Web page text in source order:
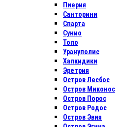
Пиерия
Санторини
Спарта
Сунио
Толо
Урануполис
Халкидики
Эретрия
Остров Лесбос
Остров Миконос
Остров Порос
Остров Родос
Остров Эвия